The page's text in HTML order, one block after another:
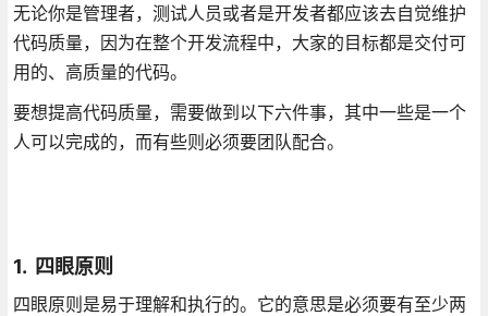
无论你是管理者，测试人员或者是开发者都应该去自觉维护
代码质量，因为在整个开发流程中，大家的目标都是交付可
用的、高质量的代码。
要想提高代码质量，需要做到以下六件事，其中一些是一个
人可以完成的，而有些则必须要团队配合。
1. 四眼原则
四眼原则是易于理解和执行的。它的意思是必须要有至少两